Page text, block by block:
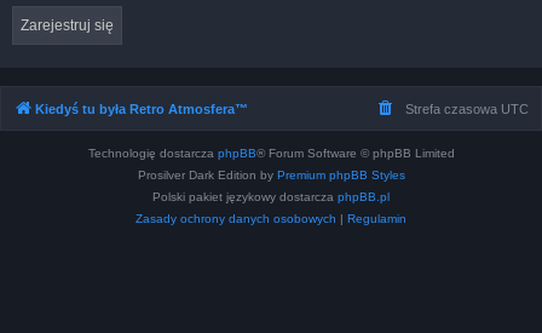
Zarejestruj się
Kiedyś tu była Retro Atmosfera™ Strefa czasowa UTC
Technologię dostarcza phpBB® Forum Software © phpBB Limited
Prosilver Dark Edition by Premium phpBB Styles
Polski pakiet językowy dostarcza phpBB.pl
Zasady ochrony danych osobowych | Regulamin